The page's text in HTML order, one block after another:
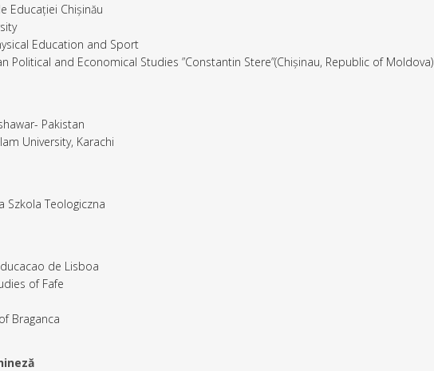
Educației Chișinău
Education and Sport
Political and Economical Studies ”Constantin Stere”(Chișinau, Republic of Moldova)
Pakistan
University, Karachi
Szkola Teologiczna
de Lisboa
of Fafe
Braganca